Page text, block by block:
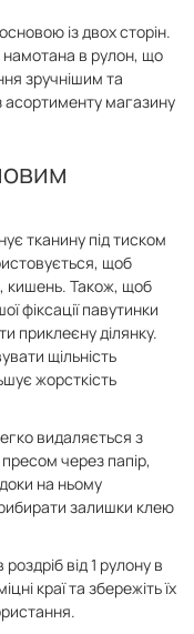
із двох сторін.
намотана в рулон, що
зручнішим та
магазину
тканину під тиском
щоб
кишень. Також, щоб
фіксації павутинки
приклеєну ділянку.
щільність
жорсткість
видаляється з
через папір,
на ньому
залишки клею
від 1 рулону в
краї та збережіть їх